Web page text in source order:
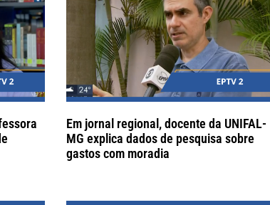
Em jornal regional, docente da UNIFAL-
MG explica dados de pesquisa sobre
gastos com moradia